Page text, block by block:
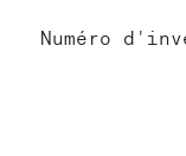
Numéro